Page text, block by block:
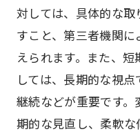
対しては、具体的な
すこと、第三者機関
えられます。また、
しては、長期的な視
継続などが重要です
期的な見直し、柔軟